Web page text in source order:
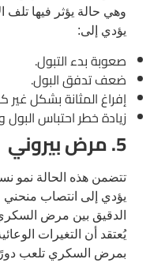
وهي حالة يؤثر فيها تلف
يؤدي إلى:
صعوبة بدء التبول.
ضعف تدفق البول.
إفراغ المثانة بشكل غير
زيادة خطر احتباس البول
5. مرض بيروني
تتضمن هذه الحالة نمو
يؤدي إلى انتصاب منحني
الدقيق بين مرض
يُعتقد أن التغيرات
بمرض السكري تلعب